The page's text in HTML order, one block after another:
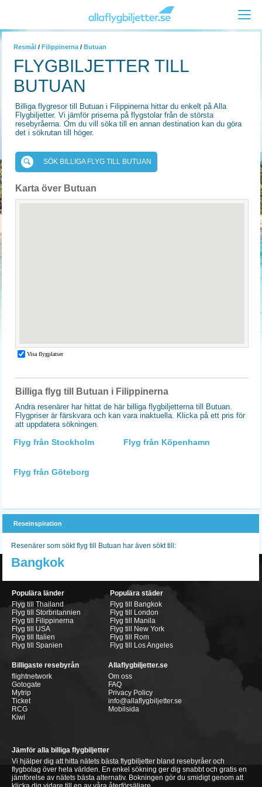
Resmål / Filippinerna / Butuan
FLYGBILJETTER TILL
BUTUAN
Billiga flygresor till Butuan i Filippinerna hittar du enkelt på Alla
Flygbiljetter. Vi jämför priserna på flygstolar från de största
resebyråerna. Om du vill söka till en annan destination kan du göra
det i sökrutan till höger.
SÖK BILLIGA FLYG TILL BUTUAN
Karta över Butuan
Billiga flyg till Butuan i Filippinerna
Andra resenärer har hittat de här billiga flygbiljetterna till Butuan.
Flygpriser är färskvara och kan vara inaktuella. Klicka på ett pris för
att uppdatera sökningen.
Flyg från Stockholm Flyg från Köpenhamn
Flyg från Göteborg
Reseinspiration
Resenärer som sökt flyg till Butuan har även sökt till:
Bangkok
Populära länder
Flyg till Thailand
Flyg till Storbritannien
Flyg till Filippinerna
Flyg till USA
Flyg till Italien
Flyg till Spanien
Populära städer
Flyg till Bangkok
Flyg till London
Flyg till Manila
Flyg till New York
Flyg till Rom
Flyg till Los Angeles
Billigaste resebyrån
flightnetwork
Gotogate
Mytrip
Ticket
RCG
Kiwi
Allaflygbiljetter.se
Om oss
FAQ
Privacy Policy
info@allaflygbiljetter.se
Mobilsida
Jämför alla billiga flygbiljetter
Vi hjälper dig att hitta nätets bästa flygbiljetter bland resebyråer och
flygbolag över hela världen. En enkel sökning ger dig snabbt och gratis en
jämförelse av nätets bästa alternativ. Bokningen gör du smidigt genom att